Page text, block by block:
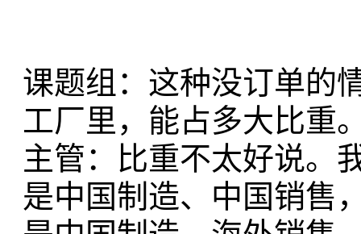
课题组：这种没订单的
工厂里，能占多大比重
主管：比重不太好说。
是中国制造、中国销售